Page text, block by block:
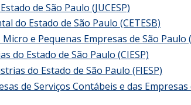
de São Paulo (JUCESP)
do Estado de São Paulo (CETESB)
e Pequenas Empresas de São Paulo
do Estado de São Paulo (CIESP)
do Estado de São Paulo (FIESP)
de Serviços Contábeis e das